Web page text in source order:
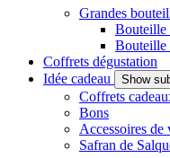
Grandes
Bouteille
Bouteille
Coffrets dégustation
Idée cadeau
Show
Coffrets
Bons
Accessoires de
Safran de